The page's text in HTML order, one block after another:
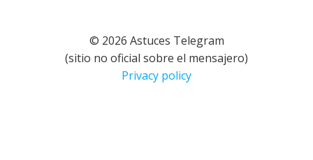
© 2026 Astuces Telegram
(sitio no oficial sobre el mensajero)
Privacy policy